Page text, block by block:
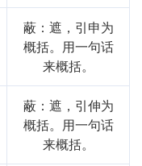
蔽：遮，引申为
概括。用一句话
来概括。
蔽：遮，引伸为
概括。用一句话
来概括。